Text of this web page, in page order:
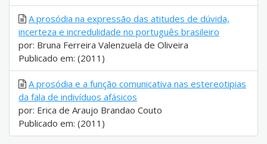
A prosódia na expressão das atitudes de dúvida,
incerteza e incredulidade no português brasileiro
por: Bruna Ferreira Valenzuela de Oliveira
Publicado em: (2011)
A prosódia e a função comunicativa nas estereotipias
da fala de indivíduos afásicos
por: Erica de Araujo Brandao Couto
Publicado em: (2011)